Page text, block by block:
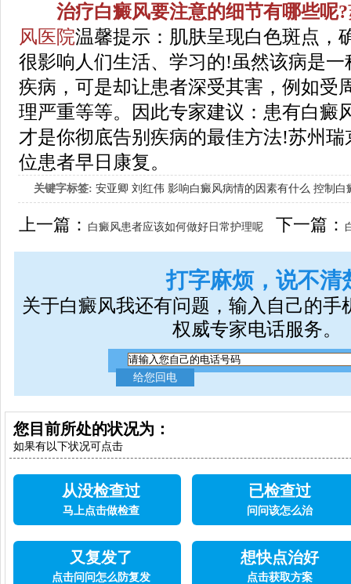
治疗白癜风要注意的细节有哪些呢?
风医院温馨提示：肌肤呈现白色斑点，
很影响人们生活、学习的!虽然该病是
疾病，可是却让患者深受其害，例如受
理严重等等。因此专家建议：患有白癜
才是你彻底告别疾病的最佳方法!苏州
位患者早日康复。
关键字标签: 安亚卿 刘红伟 影响白癜风病情的因素有什么 控制白
女生应该如何治疗呢
上一篇： 白癜风患者应该如何做好日常护理呢 下一篇：
打字麻烦，说不清
关于白癜风我还有问题，输入自己的手
权威专家电话服务。
您目前所处的状况为：
如果有以下状况可点击
从没检查过
马上点击做检查
已检查过
问问该怎么治
又复发了
点击问问怎么防复发
想快点治好
点击获取方案